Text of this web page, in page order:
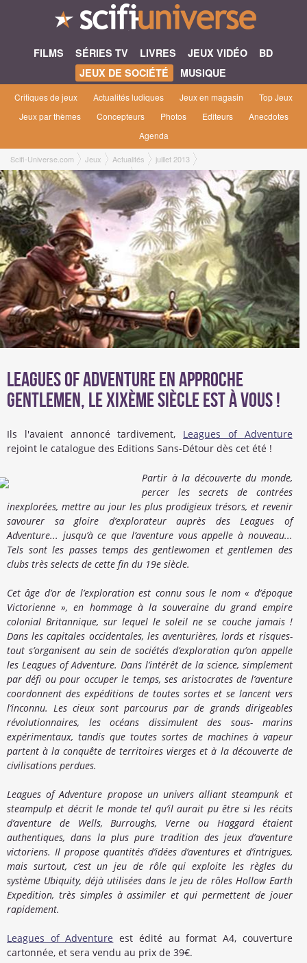
FILMS SÉRIES TV LIVRES JEUX VIDÉO
BD
JEUX DE SOCIÉTÉ
MUSIQUE
Critiques de jeux Actualités ludiques Jeux en magasin
Top Jeux
Jeux par thèmes
Concepteurs Photos Editeurs
Anecdotes
Agenda
Scifi-Universe.com Jeux Actualités
juillet 2013
Leagues of Adventure en approche
Leagues of Adventure en approche
Gentlemen, le XIXème siècle est à vous !
Ils l'avaient annoncé tardivement, Leagues of Adventure
rejoint le catalogue des Editions Sans-Détour dès cet été !
Partir à la découverte du monde,
percer les secrets de contrées
inexplorées, mettre au jour les plus prodigieux trésors, et revenir
savourer sa gloire d’explorateur auprès des Leagues of
Adventure... jusqu’à ce que l’aventure vous appelle à nouveau...
Tels sont les passes temps des gentlewomen et gentlemen des
clubs très selects de cette fin du 19e siècle.
Cet âge d’or de l’exploration est connu sous le nom « d’époque
Victorienne », en hommage à la souveraine du grand empire
colonial Britannique, sur lequel le soleil ne se couche jamais !
Dans les capitales occidentales, les aventurières, lords et risques-
tout s’organisent au sein de sociétés d’exploration qu’on appelle
les Leagues of Adventure. Dans l’intérêt de la science, simplement
par défi ou pour occuper le temps, ses aristocrates de l’aventure
coordonnent des expéditions de toutes sortes et se lancent vers
l’inconnu. Les cieux sont parcourus par de grands dirigeables
révolutionnaires, les océans dissimulent des sous- marins
expérimentaux, tandis que toutes sortes de machines à vapeur
partent à la conquête de territoires vierges et à la découverte de
civilisations perdues.
Leagues of Adventure propose un univers alliant steampunk et
steampulp et décrit le monde tel qu’il aurait pu être si les récits
d’aventure de Wells, Burroughs, Verne ou Haggard étaient
authentiques, dans la plus pure tradition des jeux d’aventure
victoriens. Il propose quantités d’idées d’aventures et d’intrigues,
mais surtout, c’est un jeu de rôle qui exploite les règles du
système Ubiquity, déjà utilisées dans le jeu de rôles Hollow Earth
Expedition, très simples à assimiler et qui permettent de jouer
rapidement.
Leagues of Adventure est édité au format A4, couverture
cartonnée, et sera vendu au prix de 39€.